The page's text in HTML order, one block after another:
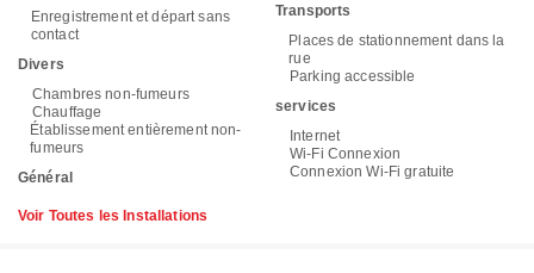
Enregistrement et départ sans
contact
Divers
Chambres non-fumeurs
Chauffage
Établissement entièrement non-
fumeurs
Général
Transports
Places de stationnement dans la
rue
Parking accessible
services
Internet
Wi-Fi Connexion
Connexion Wi-Fi gratuite
Voir Toutes les Installations